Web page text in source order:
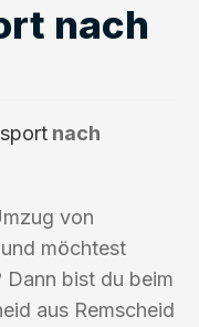
nach
nach
von
möchtest
Dann bist du beim
aus Remscheid